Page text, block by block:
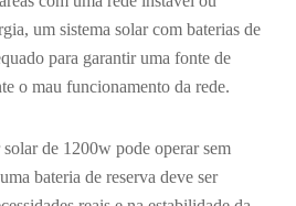
um sistema solar com baterias de
para garantir uma fonte de
o mau funcionamento da rede.
de 1200w pode operar sem
bateria de reserva deve ser